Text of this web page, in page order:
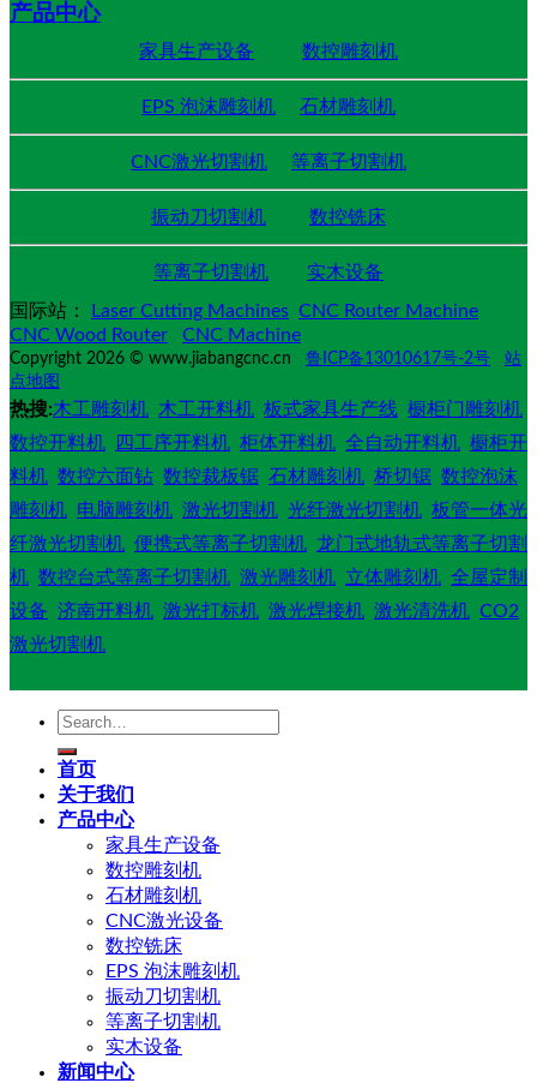
产品中心
家具生产设备 数控雕刻机
EPS 泡沫雕刻机 石材雕刻机
CNC激光切割机 等离子切割机
振动刀切割机 数控铣床
等离子切割机
实木设备
国际站：
Laser Cutting Machines CNC Router Machine
CNC Wood Router
CNC Machine
Copyright 2026 © www.jiabangcnc.cn 鲁ICP备13010617号-2号
站
点地图
热搜:木工雕刻机 木工开料机 板式家具生产线 橱柜门雕刻机
数控开料机
四工序开料机 柜体开料机 全自动开料机 橱柜开
料机 数控六面钻 数控裁板锯 石材雕刻机 桥切锯 数控泡沫
雕刻机 电脑雕刻机 激光切割机 光纤激光切割机 板管一体光
纤激光切割机 便携式等离子切割机 龙门式地轨式等离子切割
机 数控台式等离子切割机 激光雕刻机 立体雕刻机 全屋定制
设备 济南开料机 激光打标机 激光焊接机 激光清洗机 CO2
激光切割机
Search
首页
关于我们
产品中心
家具生产设备
数控雕刻机
石材雕刻机
CNC激光设备
数控铣床
EPS 泡沫雕刻机
振动刀切割机
等离子切割机
实木设备
新闻中心